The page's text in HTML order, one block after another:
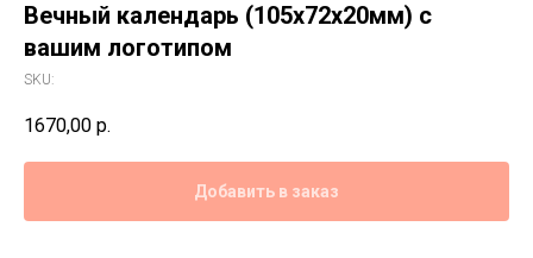
Вечный календарь (105х72х20мм) с
вашим логотипом
SKU:
1670,00 р.
Добавить в заказ